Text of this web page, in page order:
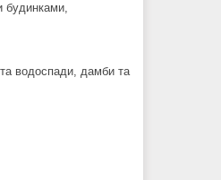
будинками,
та водоспади, дамби та